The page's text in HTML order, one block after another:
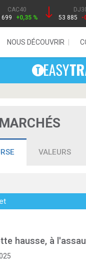
CAC40
699
+0,35 %
53 885
-
NOUS DÉCOUVRIR
VALEURS
hausse, à